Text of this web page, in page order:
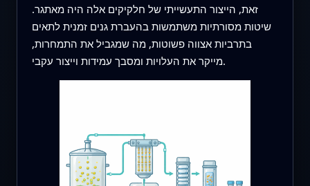
זאת, הייצור התעשייתי של חלקיקים אלה היה מאתגר.
שיטות מסורתיות משתמשות בהעברת גנים זמנית לתאים
בתרביות אצווה פשוטות, מה שמגביל את התמחרות,
מייקר את העלויות ומסבך עמידות וייצור עקבי.